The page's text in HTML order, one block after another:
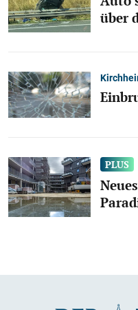
über